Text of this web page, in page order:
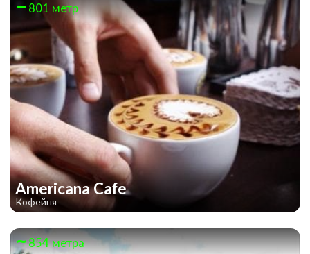
801 метр
Americana Cafe
Кофейня
854 метра